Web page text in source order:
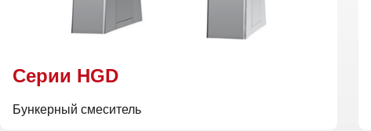
Cерии HGD
Бункерный смеситель